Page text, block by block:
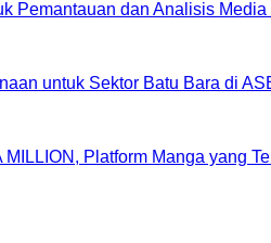
Pemantauan dan Analisis
untuk Sektor Batu Bara di
Platform Manga yang